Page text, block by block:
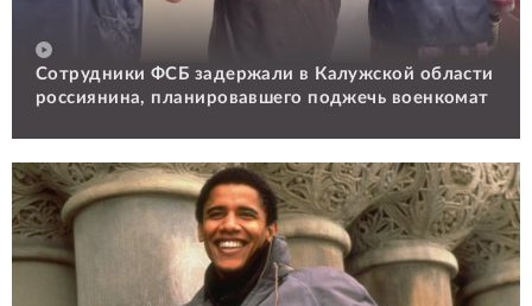
Сотрудники ФСБ задержали в Калужской области
россиянина, планировавшего поджечь военкомат